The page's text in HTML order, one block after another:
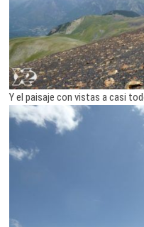
Y el paisaje con vistas a casi